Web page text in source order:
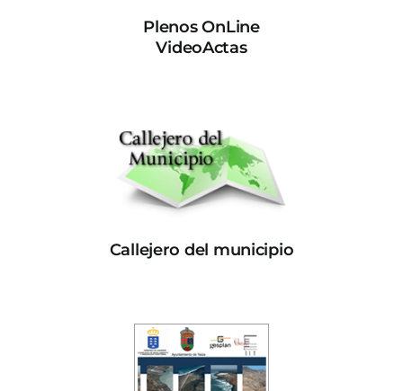
Plenos OnLine
VideoActas
Callejero del municipio